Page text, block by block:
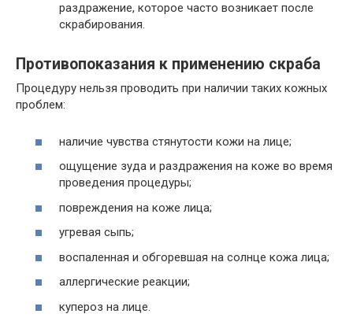
раздражение, которое часто возникает после
скрабирования.
Противопоказания к применению скраба
Процедуру нельзя проводить при наличии таких кожных
проблем:
наличие чувства стянутости кожи на лице;
ощущение зуда и раздражения на коже во время
проведения процедуры;
повреждения на коже лица;
угревая сыпь;
воспаленная и обгоревшая на солнце кожа лица;
аллергические реакции;
купероз на лице.